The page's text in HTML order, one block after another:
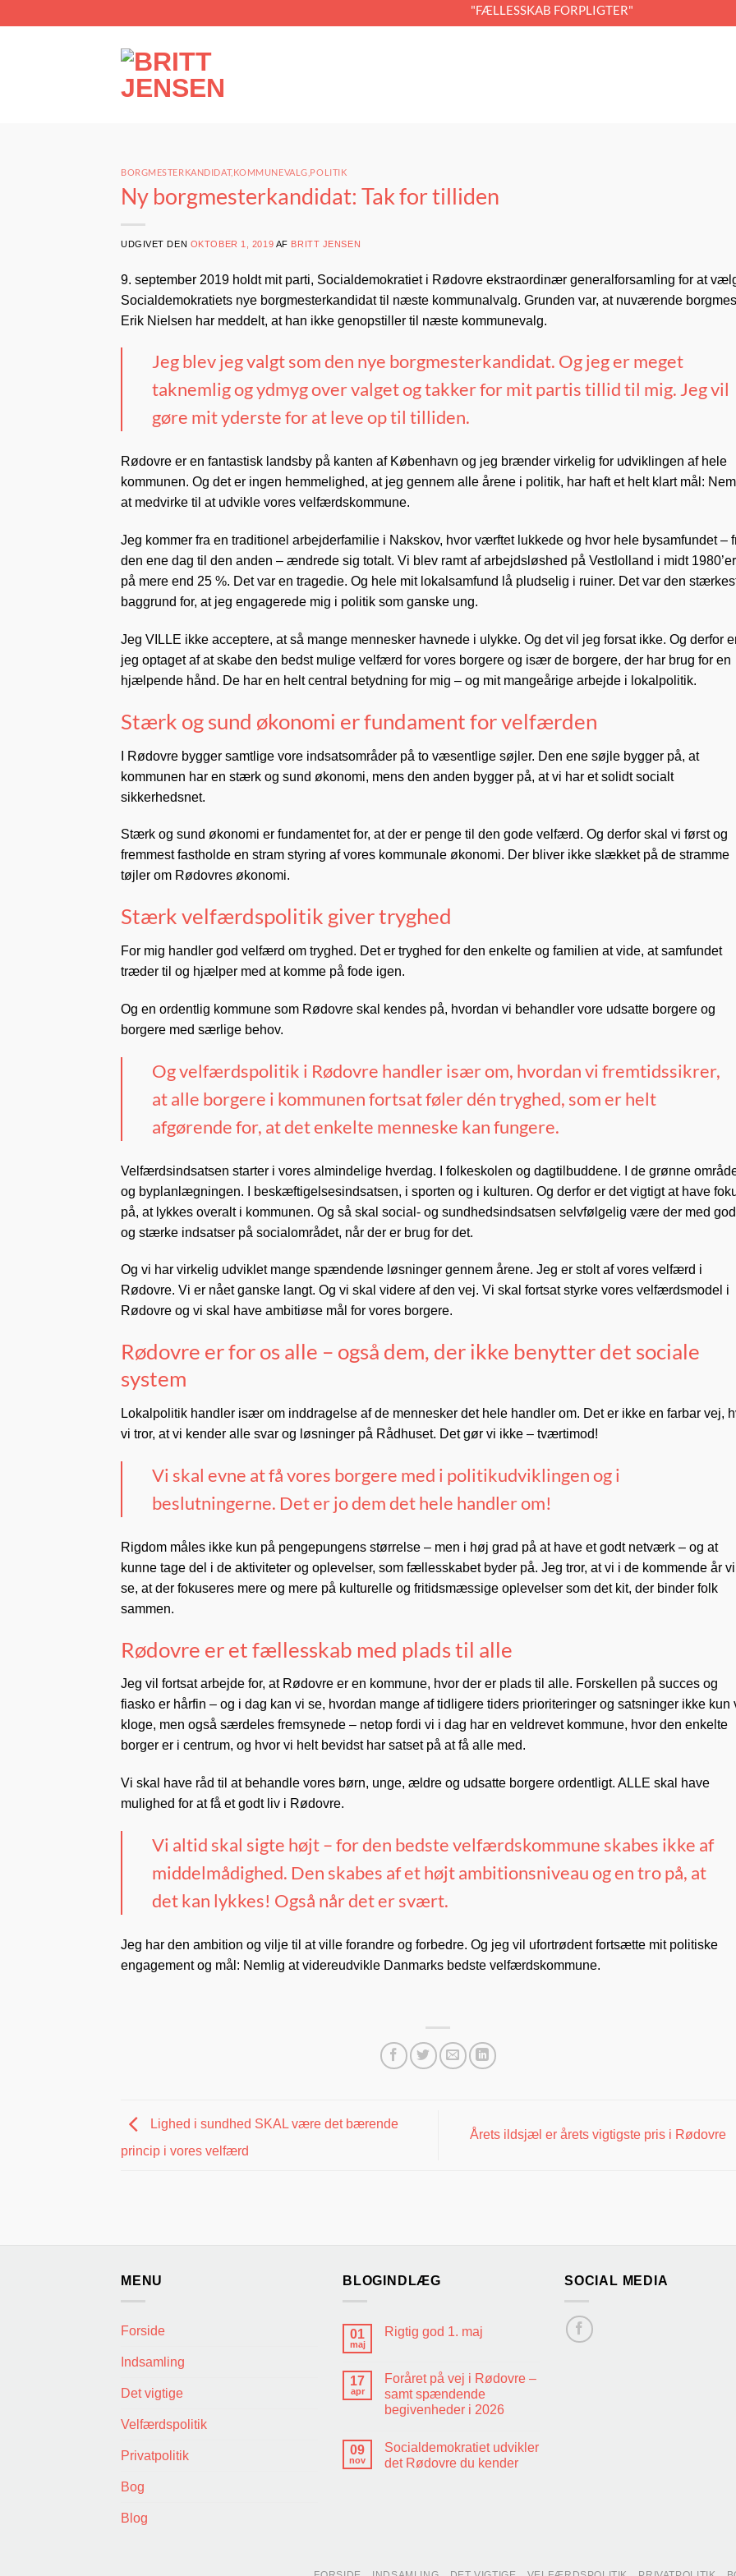
til
"FÆLLESSKAB FORPLIGTER"
BORGMESTERKANDIDAT,KOMMUNEVALG POLITIK
Ny borgmesterkandidat: Tak for tilliden
UDGIVET DEN OKTOBER 1, 2019 AF BRITT JENSEN
9. september 2019 holdt mit parti, Socialdemokratiet i Rødovre ekstraordinær generalforsamling for at
Socialdemokratiets nye borgmesterkandidat til næste kommunalvalg. Grunden var, at nuværende
Erik Nielsen har meddelt, at han ikke genopstiller til næste kommunevalg.
Jeg blev jeg valgt som den nye borgmesterkandidat. Og jeg er meget
taknemlig og ydmyg over valget og takker for mit partis tillid til mig. Jeg vil
gøre mit yderste for at leve op til tilliden.
Rødovre er en fantastisk landsby på kanten af København og jeg brænder virkelig for udviklingen af hele
kommunen. Og det er ingen hemmelighed, at jeg gennem alle årene i politik, har haft et helt klart mål:
at medvirke til at udvikle vores velfærdskommune.
Jeg kommer fra en traditionel arbejderfamilie i Nakskov, hvor værftet lukkede og hvor hele bysamfundet –
den ene dag til den anden – ændrede sig totalt. Vi blev ramt af arbejdsløshed på Vestlolland i midt
på mere end 25 %. Det var en tragedie. Og hele mit lokalsamfund lå pludselig i ruiner. Det var den
baggrund for, at jeg engagerede mig i politik som ganske ung.
Jeg VILLE ikke acceptere, at så mange mennesker havnede i ulykke. Og det vil jeg forsat ikke. Og derfor
jeg optaget af at skabe den bedst mulige velfærd for vores borgere og især de borgere, der har brug for en
hjælpende hånd. De har en helt central betydning for mig – og mit mangeårige arbejde i lokalpolitik.
Stærk og sund økonomi er fundament for velfærden
I Rødovre bygger samtlige vore indsatsområder på to væsentlige søjler. Den ene søjle bygger på, at
kommunen har en stærk og sund økonomi, mens den anden bygger på, at vi har et solidt socialt
sikkerhedsnet.
Stærk og sund økonomi er fundamentet for, at der er penge til den gode velfærd. Og derfor skal vi først og
fremmest fastholde en stram styring af vores kommunale økonomi. Der bliver ikke slækket på de stramme
tøjler om Rødovres økonomi.
Stærk velfærdspolitik giver tryghed
For mig handler god velfærd om tryghed. Det er tryghed for den enkelte og familien at vide, at samfundet
træder til og hjælper med at komme på fode igen.
Og en ordentlig kommune som Rødovre skal kendes på, hvordan vi behandler vore udsatte borgere og
borgere med særlige behov.
Og velfærdspolitik i Rødovre handler især om, hvordan vi fremtidssikrer,
at alle borgere i kommunen fortsat føler dén tryghed, som er helt
afgørende for, at det enkelte menneske kan fungere.
Velfærdsindsatsen starter i vores almindelige hverdag. I folkeskolen og dagtilbuddene. I de grønne
og byplanlægningen. I beskæftigelsesindsatsen, i sporten og i kulturen. Og derfor er det vigtigt at have
på, at lykkes overalt i kommunen. Og så skal social- og sundhedsindsatsen selvfølgelig være der med
og stærke indsatser på socialområdet, når der er brug for det.
Og vi har virkelig udviklet mange spændende løsninger gennem årene. Jeg er stolt af vores velfærd i
Rødovre. Vi er nået ganske langt. Og vi skal videre af den vej. Vi skal fortsat styrke vores velfærdsmodel i
Rødovre og vi skal have ambitiøse mål for vores borgere.
Rødovre er for os alle – også dem, der ikke benytter det sociale
system
Lokalpolitik handler især om inddragelse af de mennesker det hele handler om. Det er ikke en farbar vej,
vi tror, at vi kender alle svar og løsninger på Rådhuset. Det gør vi ikke – tværtimod!
Vi skal evne at få vores borgere med i politikudviklingen og i
beslutningerne. Det er jo dem det hele handler om!
Rigdom måles ikke kun på pengepungens størrelse – men i høj grad på at have et godt netværk – og at
kunne tage del i de aktiviteter og oplevelser, som fællesskabet byder på. Jeg tror, at vi i de kommende år vil
se, at der fokuseres mere og mere på kulturelle og fritidsmæssige oplevelser som det kit, der binder folk
sammen.
Rødovre er et fællesskab med plads til alle
Jeg vil fortsat arbejde for, at Rødovre er en kommune, hvor der er plads til alle. Forskellen på succes og
fiasko er hårfin – og i dag kan vi se, hvordan mange af tidligere tiders prioriteringer og satsninger ikke kun
kloge, men også særdeles fremsynede – netop fordi vi i dag har en veldrevet kommune, hvor den enkelte
borger er i centrum, og hvor vi helt bevidst har satset på at få alle med.
Vi skal have råd til at behandle vores børn, unge, ældre og udsatte borgere ordentligt. ALLE skal have
mulighed for at få et godt liv i Rødovre.
Vi altid skal sigte højt – for den bedste velfærdskommune skabes ikke af
middelmådighed. Den skabes af et højt ambitionsniveau og en tro på, at
det kan lykkes! Også når det er svært.
Jeg har den ambition og vilje til at ville forandre og forbedre. Og jeg vil ufortrødent fortsætte mit politiske
engagement og mål: Nemlig at videreudvikle Danmarks bedste velfærdskommune.
Lighed i sundhed SKAL være det bærende
princip i vores velfærd
Årets ildsjæl er årets vigtigste pris i Rødovre
MENU
Forside
Indsamling
Det vigtige
Velfærdspolitik
Privatpolitik
Bog
Blog
BLOGINDLÆG
01
maj
Rigtig god 1. maj
17
apr
Foråret på vej i Rødovre –
samt spændende
begivenheder i 2026
09
nov
Socialdemokratiet udvikler
det Rødovre du kender
SOCIAL MEDIA